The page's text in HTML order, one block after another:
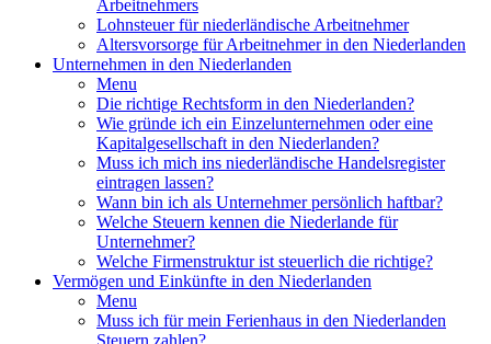
Arbeitnehmers
Lohnsteuer für niederländische Arbeitnehmer
Altersvorsorge für Arbeitnehmer in den Niederlanden
Unternehmen in den Niederlanden
Menu
Die richtige Rechtsform in den Niederlanden?
Wie gründe ich ein Einzelunternehmen oder eine
Kapitalgesellschaft in den Niederlanden?
Muss ich mich ins niederländische Handelsregister
eintragen lassen?
Wann bin ich als Unternehmer persönlich haftbar?
Welche Steuern kennen die Niederlande für
Unternehmer?
Welche Firmenstruktur ist steuerlich die richtige?
Vermögen und Einkünfte in den Niederlanden
Menu
Muss ich für mein Ferienhaus in den Niederlanden
Steuern zahlen?